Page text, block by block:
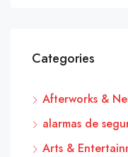
Categories
Afterworks &
alarmas de
Arts &